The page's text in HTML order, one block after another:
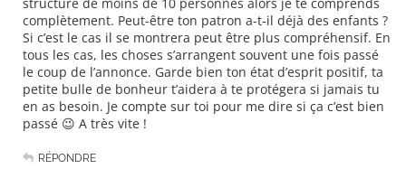
complètement. Peut-être ton patron a-t-il déjà des enfants ?
Si c’est le cas il se montrera peut être plus compréhensif. En
tous les cas, les choses s’arrangent souvent une fois passé
le coup de l’annonce. Garde bien ton état d’esprit positif, ta
petite bulle de bonheur t’aidera à te protégera si jamais tu
en as besoin. Je compte sur toi pour me dire si ça c’est bien
passé 😉 A très vite !
RÉPONDRE